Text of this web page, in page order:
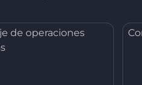
de operaciones